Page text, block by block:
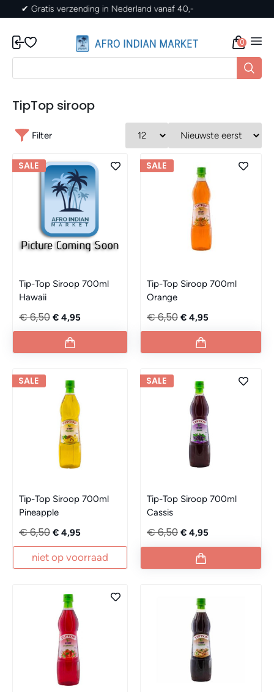
✔ Gratis verzending in Nederland vanaf 40,-
0
TipTop siroop
Filter
SALE
Tip-Top Siroop 700ml
Hawaii
€ 6,50 € 4,95
SALE
Tip-Top Siroop 700ml
Orange
€ 6,50 € 4,95
SALE
Tip-Top Siroop 700ml
Pineapple
€ 6,50 € 4,95
niet op voorraad
SALE
Tip-Top Siroop 700ml
Cassis
€ 6,50 € 4,95